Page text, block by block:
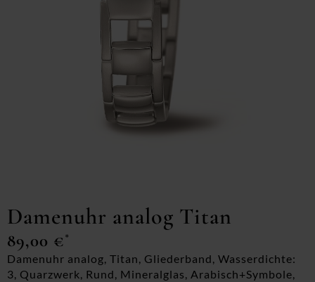
Damenuhr analog Titan
89,00 €*
Damenuhr analog, Titan, Gliederband, Wasserdichte:
3, Quarzwerk, Rund, Mineralglas, Arabisch+Symbole,